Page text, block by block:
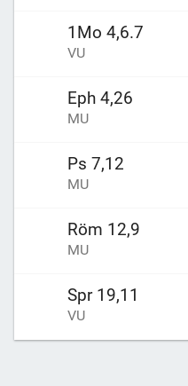
1Mo 4,6.7
VU
Eph 4,26
MU
Ps 7,12
MU
Röm 12,9
MU
Spr 19,11
VU